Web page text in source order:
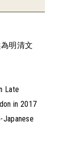
明清文
Late
in 2017
Japanese